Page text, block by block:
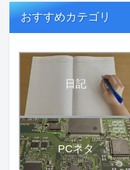
おすすめカテゴリ
日記
PCネタ